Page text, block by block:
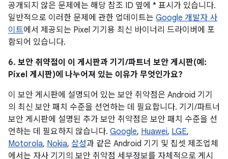
공개되지 않은 문제에는 해당 참조 ID 옆에 * 표시가 있습니다.
일반적으로 이러한 문제에 관한 업데이트는 Google 개발자 사
이트에서 제공되는 Pixel 기기용 최신 바이너리 드라이버에 포
함되어 있습니다.
6. 보안 취약점이 이 게시판과 기기/파트너 보안 게시판(예:
Pixel 게시판)에 나누어져 있는 이유가 무엇인가요?
이 보안 게시판에 설명되어 있는 보안 취약점은 Android 기기
의 최신 보안 패치 수준을 선언하는 데 필요합니다. 기기/파트너
보안 게시판에 설명된 추가 보안 취약점은 보안 패치 수준을 선
언하는 데 필요하지 않습니다. Google, Huawei, LGE,
Motorola, Nokia, 삼성과 같은 Android 기기 및 칩셋 제조업체
에서는 자사 기기의 보안 취약점 세부정보를 자체적으로 게시